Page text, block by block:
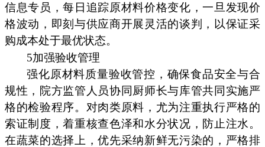
信息专员，每日追踪原材料价格变化，一旦发现价
格波动，即刻与供应商开展灵活的谈判，以保证采
购成本处于最优状态。
5加强验收管理
强化原材料质量验收管控，确保食品安全与合
规性，院方监管人员协同厨师长与库管共同实施严
格的检验程序。对肉类原料，尤为注重执行严格的
索证制度，着重核查色泽和水分状况，防止注水。
在蔬菜的选择上，优先采纳新鲜无污染的，严格排